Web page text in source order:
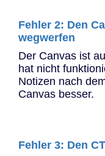
Fehler 2: Den
wegwerfen
Der Canvas ist
hat nicht
Notizen nach
Canvas besser.
Fehler 3: Den